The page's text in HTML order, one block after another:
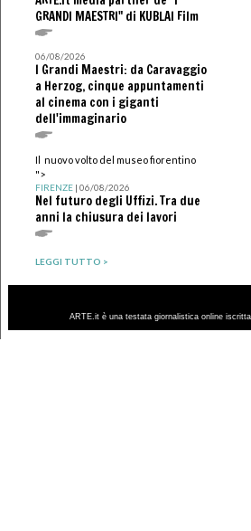
GRANDI MAESTRI" di KUBLAI Film
06/08/2026
I Grandi Maestri: da Caravaggio
a Herzog, cinque appuntamenti
al cinema con i giganti
dell'immaginario
Il nuovo volto del museo fiorentino
">
FIRENZE| 06/08/2026
Nel futuro degli Uffizi. Tra due
anni la chiusura dei lavori
LEGGI TUTTO >
ARTE.it è una testata giornalistica online